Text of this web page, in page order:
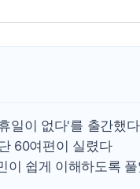
일이 없다'를 출간했다
60여편이 실렸다
이 쉽게 이해하도록